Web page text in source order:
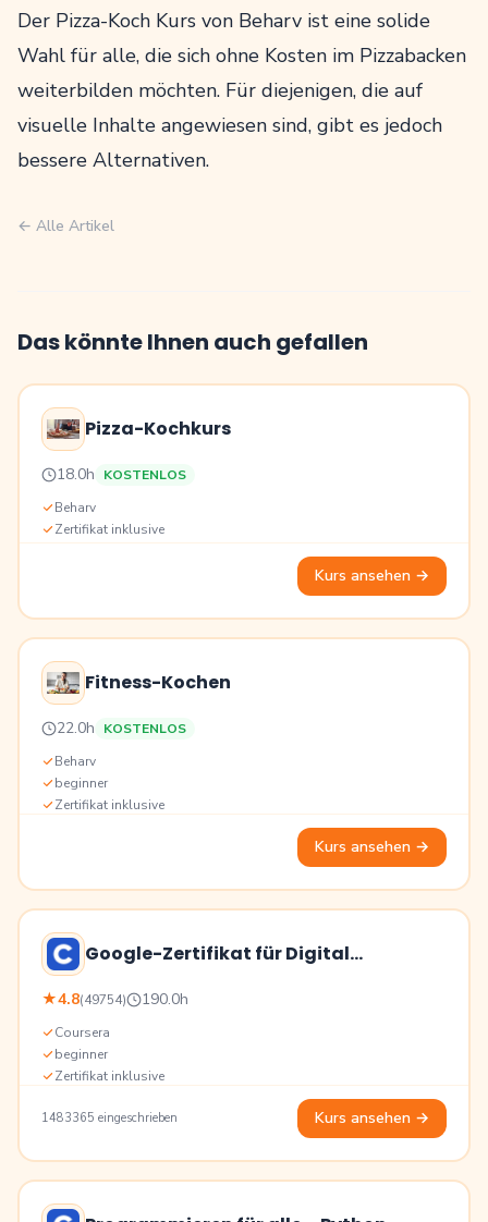
Der Pizza-Koch Kurs von Beharv ist eine solide
Wahl für alle, die sich ohne Kosten im Pizzabacken
weiterbilden möchten. Für diejenigen, die auf
visuelle Inhalte angewiesen sind, gibt es jedoch
bessere Alternativen.
← Alle Artikel
Das könnte Ihnen auch gefallen
Pizza-Kochkurs
Bildung
18.0h Preis
KOSTENLOS
Beharv
Zertifikat inklusive
Kurs ansehen →
Fitness-Kochen
Bildung
22.0h Preis
KOSTENLOS
Beharv
beginner
Zertifikat inklusive
Kurs ansehen →
Google-Zertifikat für Digital
Bewertung
★4.8(49754)Bildung
190.0h
Coursera
beginner
Zertifikat inklusive
1483365 eingeschrieben Kurs ansehen →